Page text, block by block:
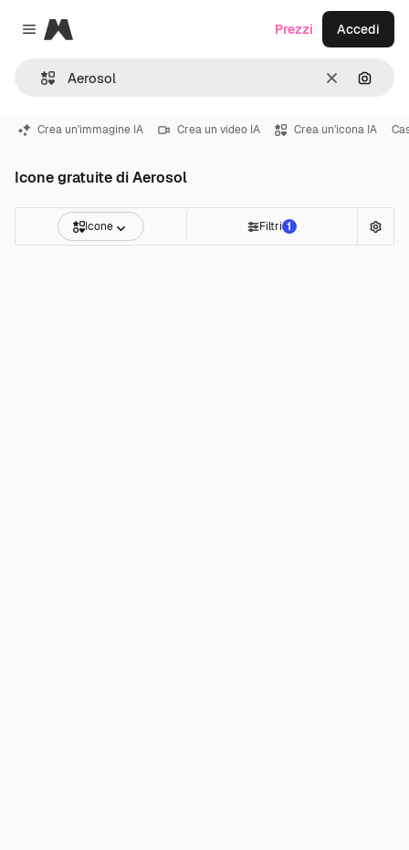
Close menu
Magnific
CancellaCerca
Prezzi Accedi
Crea un'immagine IA Crea un video IA Crea un'icona IA
Icone gratuite di Aerosol
Icone Filtri 1